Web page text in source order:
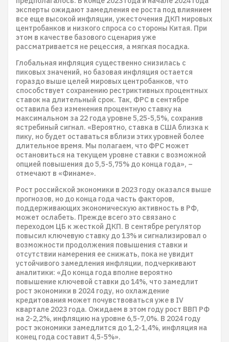
эксперты ожидают замедления ее роста под влиянием
все еще высокой инфляции, ужесточения ДКП мировых
центробанков и низкого спроса со стороны Китая. При
этом в качестве базового сценария уже
рассматривается не рецессия, а мягкая посадка.
Глобальная инфляция существенно снизилась с
пиковых значений, но базовая инфляция остается
гораздо выше целей мировых центробанков, что
способствует сохранению рестриктивных процентных
ставок на длительный срок. Так, ФРС в сентябре
оставила без изменения процентную ставку на
максимальном за 22 года уровне 5,25-5,5%, сохранив
ястребиный сигнал. «Вероятно, ставка в США близка к
пику, но будет оставаться вблизи этих уровней более
длительное время. Мы полагаем, что ФРС может
остановиться на текущем уровне ставки с возможной
опцией повышения до 5,5-5,75% до конца года», –
отмечают в «Финаме».
Рост российской экономики в 2023 году оказался выше
прогнозов, но до конца года часть факторов,
поддерживающих экономическую активность в РФ,
может ослабеть. Прежде всего это связано с
переходом ЦБ к жесткой ДКП. В сентябре регулятор
повысил ключевую ставку до 13% и сигнализировал о
возможности продолжения повышения ставки и
отсутствии намерения ее снижать, пока не увидит
устойчивого замедления инфляции, подчеркивают
аналитики: «До конца года вполне вероятно
повышение ключевой ставки до 14%, что замедлит
рост экономики в 2024 году, но охлаждение
кредитования может почувствоваться уже в IV
квартале 2023 года. Ожидаем в этом году рост ВВП РФ
на 2-2,2%, инфляцию на уровне 6,5-7,0%. В 2024 году
рост экономики замедлится до 1,2-1,4%, инфляция на
конец года составит 4,5-5%».